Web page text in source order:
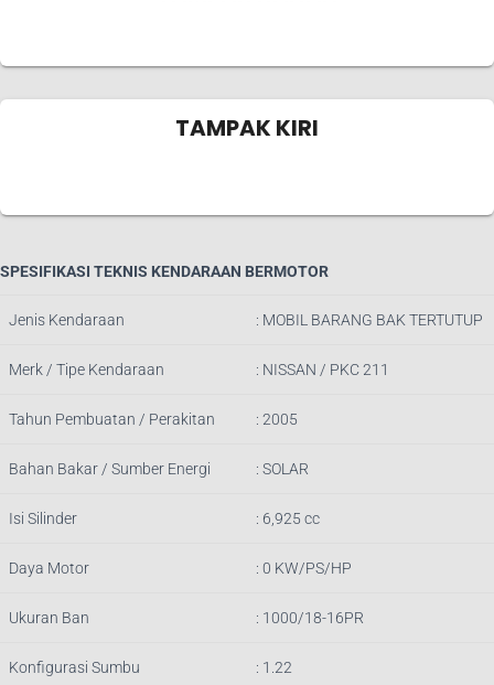
TAMPAK KIRI
SPESIFIKASI TEKNIS KENDARAAN BERMOTOR
Jenis Kendaraan : MOBIL BARANG BAK TERTUTUP
Merk / Tipe Kendaraan : NISSAN / PKC 211
Tahun Pembuatan / Perakitan : 2005
Bahan Bakar / Sumber Energi : SOLAR
Isi Silinder : 6,925 cc
Daya Motor : 0 KW/PS/HP
Ukuran Ban : 1000/18-16PR
Konfigurasi Sumbu : 1.22